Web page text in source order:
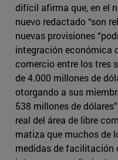
difícil afirma que, en el
nuevo redactado “son
nuevas provisiones
integración económica
comercio entre los tres
de 4.000 millones de
otorgando a sus
538 millones de
real del área de libre
matiza que muchos de
medidas de facilitación